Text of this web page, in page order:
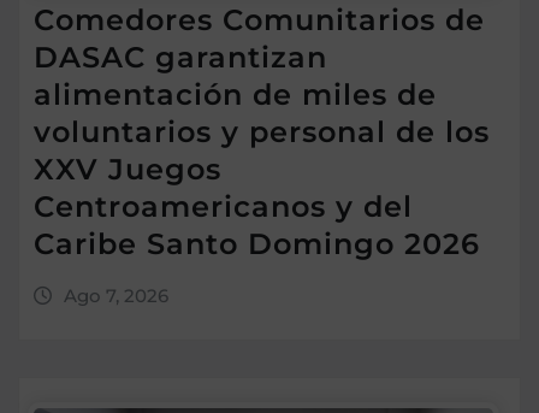
Comedores Comunitarios de
DASAC garantizan
alimentación de miles de
voluntarios y personal de los
XXV Juegos
Centroamericanos y del
Caribe Santo Domingo 2026
Ago 7, 2026